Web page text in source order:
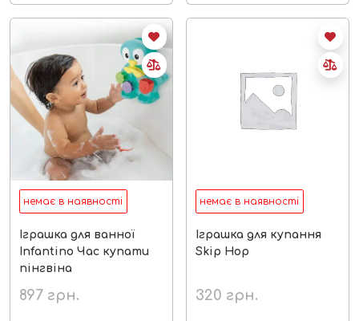
немає в наявності
Іграшка для ванної
Infantino Час купати
пінгвіна
897грн.
немає в наявності
Іграшка для купання
Skip Hop
320 грн.